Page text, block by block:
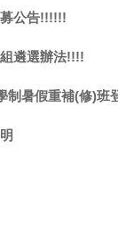
募公告!!!!!!
遴選辦法!!!!
制暑假重補(修)班